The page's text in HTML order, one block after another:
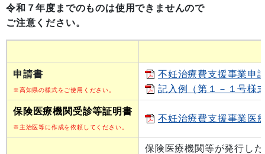
令和７年度までのものは使用できませんので
ご注意ください。
申請書
※高知県の様式をご使用ください。
不妊治療費支援事業申
記入例（第１－１号様
保険医療機関受診等証明書
※主治医等に作成を依頼してください。
不妊治療費支援事業医
保険医療機関等が発行し